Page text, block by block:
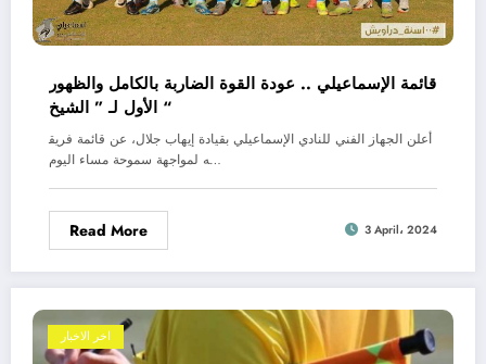
قائمة الإسماعيلي .. عودة القوة الضاربة بالكامل والظهور
الأول لـ ” الشيخ “
أعلن الجهاز الفني للنادي الإسماعيلي بقيادة إيهاب جلال، عن قائمة فريق
ه لمواجهة سموحة مساء اليوم…
Read More 3 April، 2024
اخر الاخبار